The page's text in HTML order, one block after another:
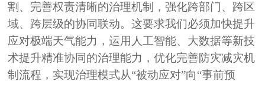
割、完善权责清晰的治理机制，强化跨部门、跨区
域、跨层级的协同联动。这要求我们必须加快提升
应对极端天气能力，运用人工智能、大数据等新技
术提升精准协同的治理能力，优化完善防灾减灾机
制流程，实现治理模式从“被动应对”向“事前预